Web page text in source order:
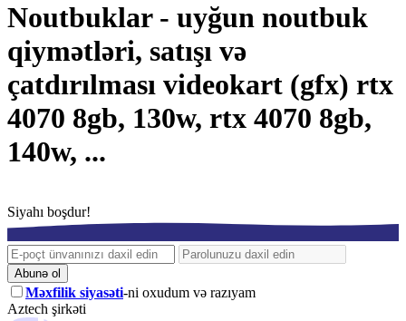
Noutbuklar - uyğun noutbuk
qiymətləri, satışı və
çatdırılması videokart (gfx) rtx
4070 8gb, 130w, rtx 4070 8gb,
140w, ...
Siyahı boşdur!
Abunə ol
Məxfilik siyasəti-ni oxudum və razıyam
Aztech şirkəti